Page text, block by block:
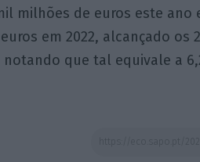
milhões de euros este ano
em 2022, alcançado os
que tal equivale a